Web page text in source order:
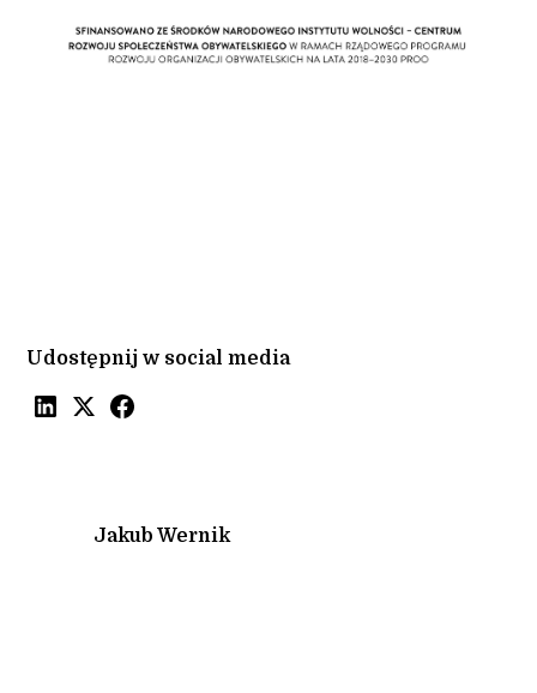
Udostępnij w social media
Jakub Wernik